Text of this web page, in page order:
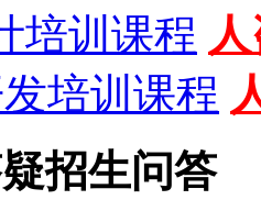
培训课程
培训课程
招生问答